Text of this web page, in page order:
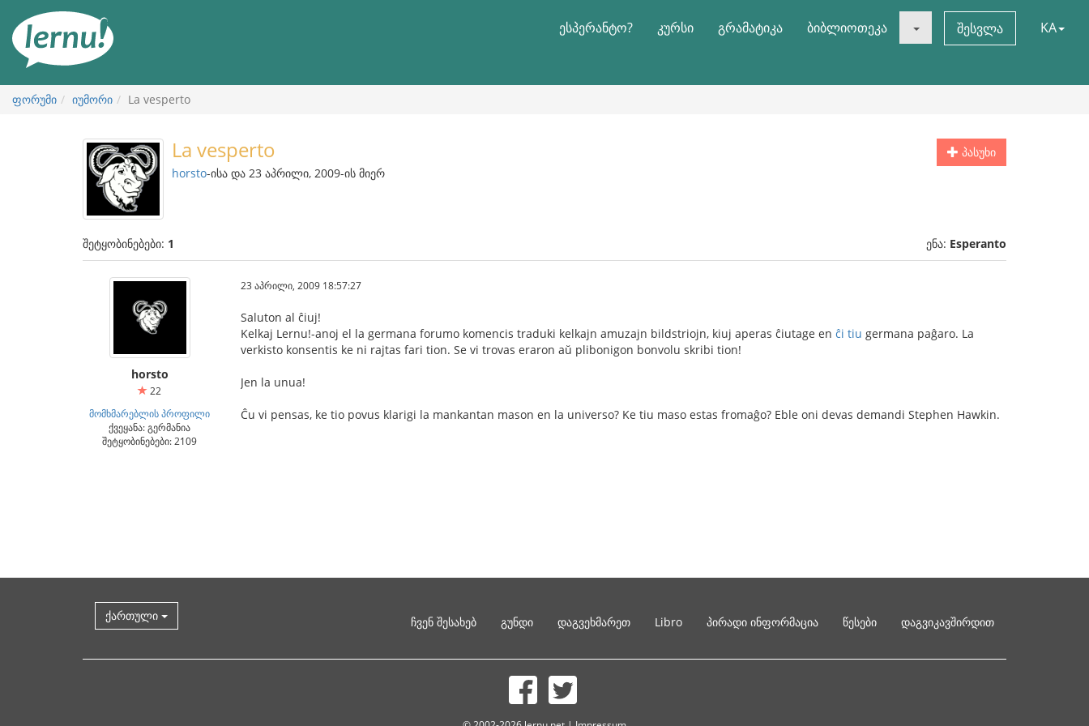
ნახვა
ესპერანტო? კურსი გრამატიკა ბიბლიოთეკა შესვლა KA
ფორუმი იუმორი La vesperto
პასუხი
La vesperto
horsto-ისა და 23 აპრილი, 2009-ის მიერ
შეტყობინებები: 1 ენა: Esperanto
horsto
22
მომხმარებლის პროფილი
ქვეყანა: გერმანია
შეტყობინებები: 2109
23 აპრილი, 2009 18:57:27
Saluton al ĉiuj!
Kelkaj Lernu!-anoj el la germana forumo komencis traduki kelkajn amuzajn bildstriojn, kiuj aperas ĉiutage en ĉi tiu germana paĝaro. La
verkisto konsentis ke ni rajtas fari tion. Se vi trovas eraron aŭ plibonigon bonvolu skribi tion!
Jen la unua!
Ĉu vi pensas, ke tio povus klarigi la mankantan mason en la universo? Ke tiu maso estas fromaĝo? Eble oni devas demandi Stephen Hawkin.
ქართული ჩვენ შესახებ გუნდი დაგვეხმარეთ Libro პირადი ინფორმაცია წესები დაგვიკავშირდით